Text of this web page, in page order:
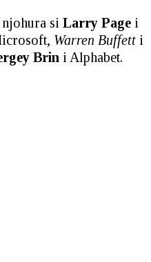
si Larry Page i
Warren Buffett i
Brin i Alphabet.